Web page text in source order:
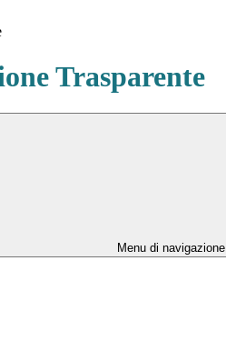
Trasparente
Menu di navigazione